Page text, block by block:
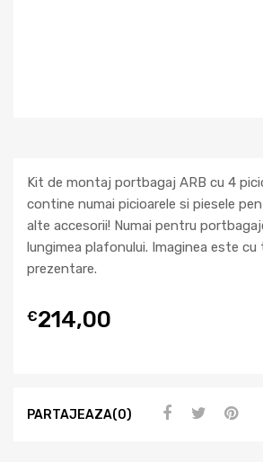
Kit de montaj portbagaj ARB cu 4
contine numai picioarele si piesele
alte accesorii! Numai pentru
lungimea plafonului. Imaginea este cu
prezentare.
€214,00
PARTAJEAZA(0)